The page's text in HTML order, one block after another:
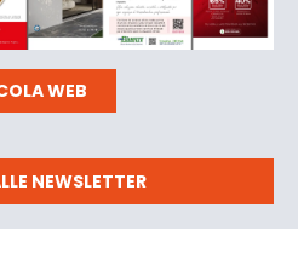
WEB
NEWSLETTER